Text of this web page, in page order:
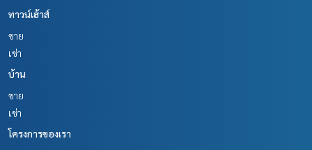
ทาวน์เฮ้าส์
ขาย
เช่า
บ้าน
ขาย
เช่า
โครงการของเรา